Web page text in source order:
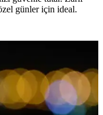
günler için ideal.